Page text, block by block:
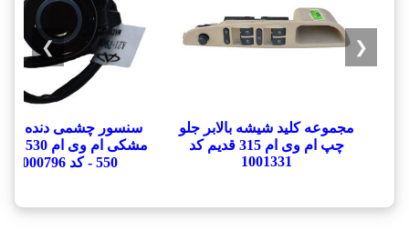
مجموعه کلید شیشه بالابر جلو
چپ ام وی ام 315 قدیم کد
1001331
سنسور چشمی دنده
550 - کد 1000796
❮
❯